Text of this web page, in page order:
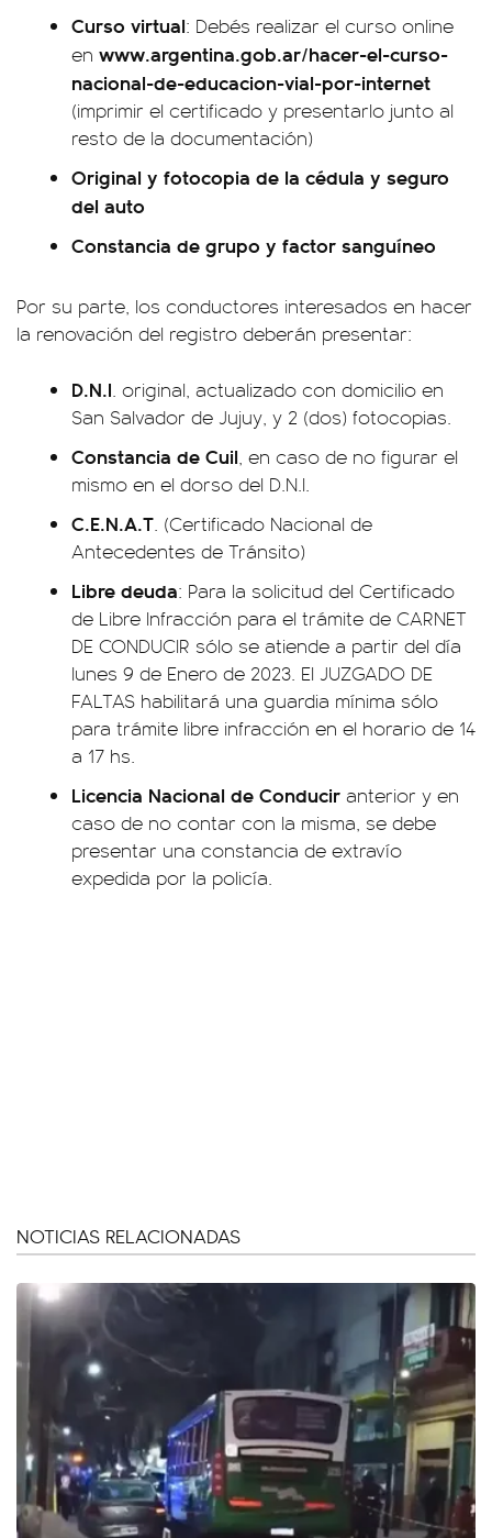
Curso virtual: Debés realizar el curso online
en www.argentina.gob.ar/hacer-el-curso-
nacional-de-educacion-vial-por-internet
(imprimir el certificado y presentarlo junto al
resto de la documentación)
Original y fotocopia de la cédula y seguro
del auto
Constancia de grupo y factor sanguíneo
Por su parte, los conductores interesados en hacer
la renovación del registro deberán presentar:
D.N.I. original, actualizado con domicilio en
San Salvador de Jujuy, y 2 (dos) fotocopias.
Constancia de Cuil, en caso de no figurar el
mismo en el dorso del D.N.I.
C.E.N.A.T. (Certificado Nacional de
Antecedentes de Tránsito)
Libre deuda: Para la solicitud del Certificado
de Libre Infracción para el trámite de CARNET
DE CONDUCIR sólo se atiende a partir del día
lunes 9 de Enero de 2023. El JUZGADO DE
FALTAS habilitará una guardia mínima sólo
para trámite libre infracción en el horario de 14
a 17 hs.
Licencia Nacional de Conducir anterior y en
caso de no contar con la misma, se debe
presentar una constancia de extravío
expedida por la policía.
NOTICIAS RELACIONADAS